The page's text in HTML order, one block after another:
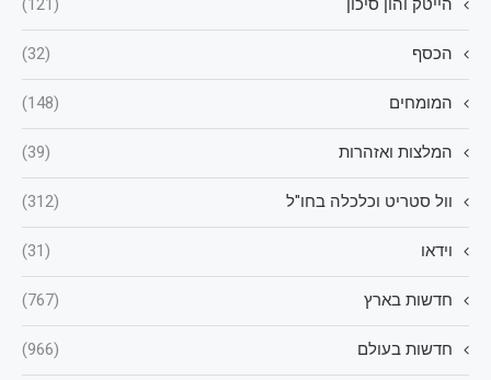
הייטק והון סיכון (121)
הכסף (32)
המומחים (148)
המלצות ואזהרות (39)
וול סטריט וכלכלה בחו"ל (312)
וידאו (31)
חדשות בארץ (767)
חדשות בעולם (966)